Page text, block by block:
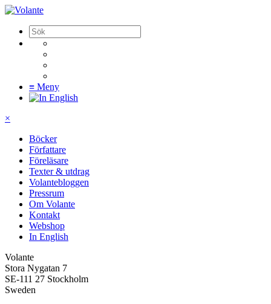
≡ Meny
×
Böcker
Författare
Föreläsare
Texter & utdrag
Volantebloggen
Pressrum
Om Volante
Kontakt
Webshop
In English
Volante
Stora Nygatan 7
SE-111 27 Stockholm
Sweden